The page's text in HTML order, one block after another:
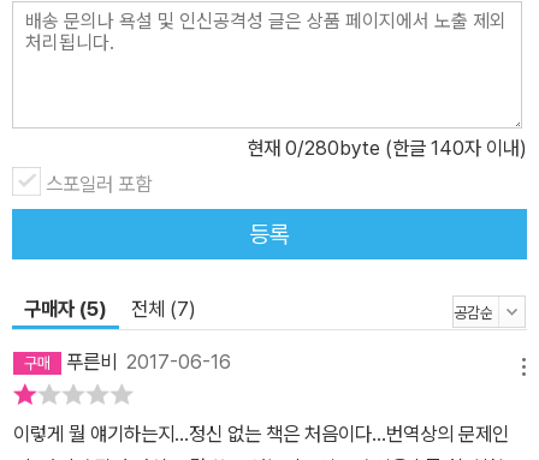
현재 0/280byte (한글 140자 이내)
스포일러 포함
등록
구매자 (5) 전체 (7)
푸른비 2017-06-16
이렇게 뭘 얘기하는지...정신 없는 책은 처음이다...번역상의 문제인